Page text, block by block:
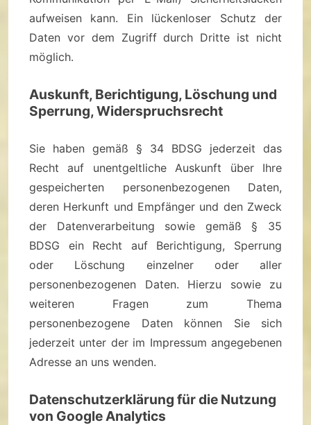
aufweisen kann. Ein lückenloser Schutz der
Daten vor dem Zugriff durch Dritte ist nicht
möglich.
Auskunft, Berichtigung, Löschung und
Sperrung, Widerspruchsrecht
Sie haben gemäß § 34 BDSG jederzeit das
Recht auf unentgeltliche Auskunft über Ihre
gespeicherten personenbezogenen Daten,
deren Herkunft und Empfänger und den Zweck
der Datenverarbeitung sowie gemäß § 35
BDSG ein Recht auf Berichtigung, Sperrung
oder Löschung einzelner oder aller
personenbezogenen Daten. Hierzu sowie zu
weiteren Fragen zum Thema
personenbezogene Daten können Sie sich
jederzeit unter der im Impressum angegebenen
Adresse an uns wenden.
Datenschutzerklärung für die Nutzung
von Google Analytics